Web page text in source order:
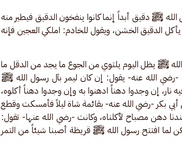
ﷺ دقيق أبداً إنما كانوا ينفخون الدقيق فيطير منه
الدقيق الخشن، ويقول للخادم: املكي العجين فإنه
ﷺ يظل اليوم يلتوي من الجوع ما يجد من الدقل ما
-رضي الله عنه- يقول: إن كان ليمر بآل رسول الله ﷺ
نار، إن وجدوا دهناً ادهنوا به وإن وجدوا دهناً أكلوه،
أبي بكر -رضي الله عنه- بقائمة شاة ليلاً فأمسكت وقطع
دهن مصباح لأكلناه، وكانت -رضي الله عنها- تقول:
لما افتتح رسول الله ﷺ قريظة أصبنا شيئاً من التمر